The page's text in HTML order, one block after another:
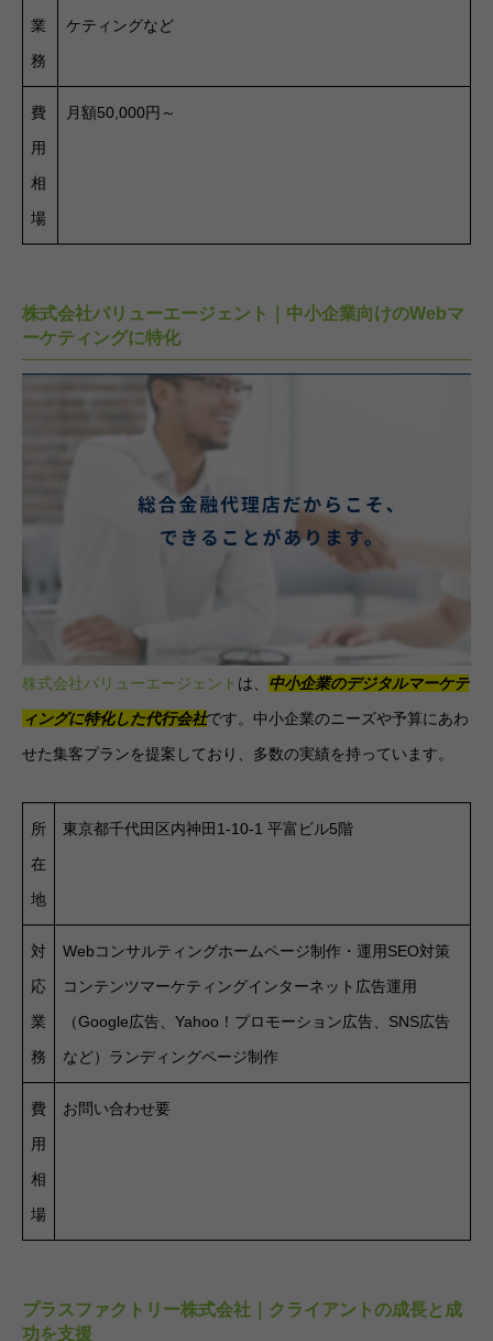
業
務
ケティングなど
費
用
相
場
月額50,000円～
株式会社バリューエージェント｜中小企業向けのWebマ
ーケティングに特化
株式会社バリューエージェント は、 中小企業のデジタルマーケテ
ィングに特化した代行会社です。中小企業のニーズや予算にあわ
せた集客プランを提案しており、多数の実績を持っています。
所
在
地
東京都千代田区内神田1-10-1 平富ビル5階
対
応
業
務
Webコンサルティングホームページ制作・運用SEO対策
コンテンツマーケティングインターネット広告運用
（Google広告、Yahoo！プロモーション広告、SNS広告
など）ランディングページ制作
費
用
相
場
お問い合わせ要
プラスファクトリー株式会社｜クライアントの成長と成
功を支援